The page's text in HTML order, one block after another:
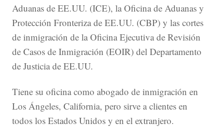
Aduanas de EE.UU. (ICE), la Oficina de Aduanas y
Protección Fronteriza de EE.UU. (CBP) y las cortes
de inmigración de la Oficina Ejecutiva de Revisión
de Casos de Inmigración (EOIR) del Departamento
de Justicia de EE.UU.
Tiene su oficina como abogado de inmigración en
Los Ángeles, California, pero sirve a clientes en
todos los Estados Unidos y en el extranjero.